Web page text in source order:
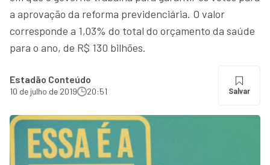
a aprovação da reforma previdenciária. O valor
corresponde a 1,03% do total do orçamento da saúde
para o ano, de R$ 130 bilhões.
Estadão Conteúdo
10 de julho de 2019 20:51 Salvar